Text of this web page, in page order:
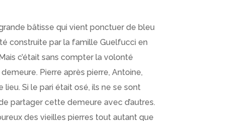
bâtisse qui vient ponctuer de bleu
construite par la famille Guelfucci en
c’était sans compter la volonté
Pierre après pierre, Antoine,
lieu. Si le pari était osé, ils ne se sont
partager cette demeure avec d’autres.
des vieilles pierres tout autant que